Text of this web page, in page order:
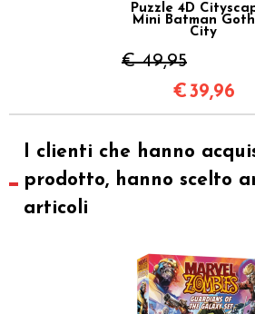
Puzzle 4D
Mini Batman
City
€ 49,95
€39,96
I clienti che hanno
prodotto, hanno scelto
articoli